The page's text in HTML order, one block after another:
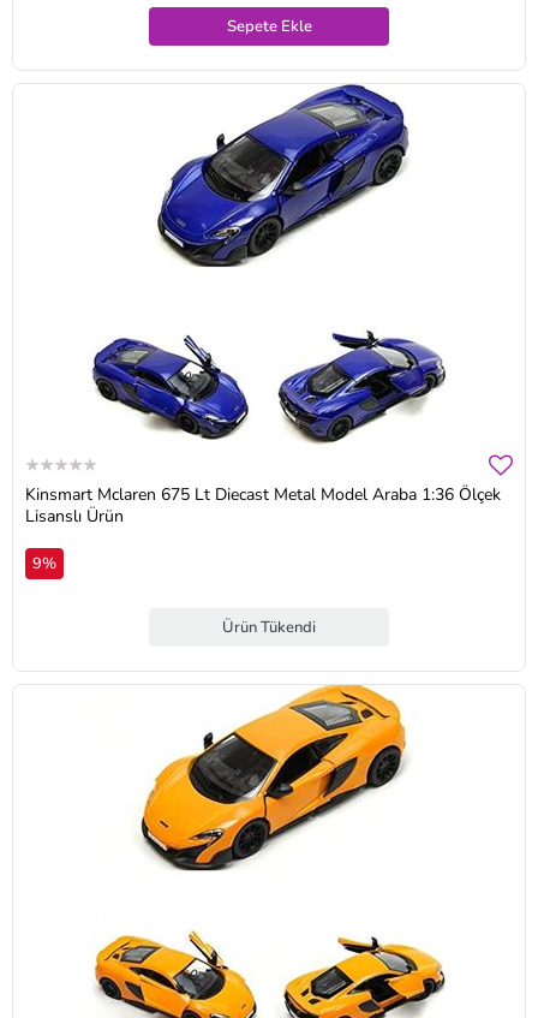
Sepete Ekle
Kinsmart Mclaren 675 Lt Diecast Metal Model Araba 1:36 Ölçek
Lisanslı Ürün
9%
Ürün Tükendi